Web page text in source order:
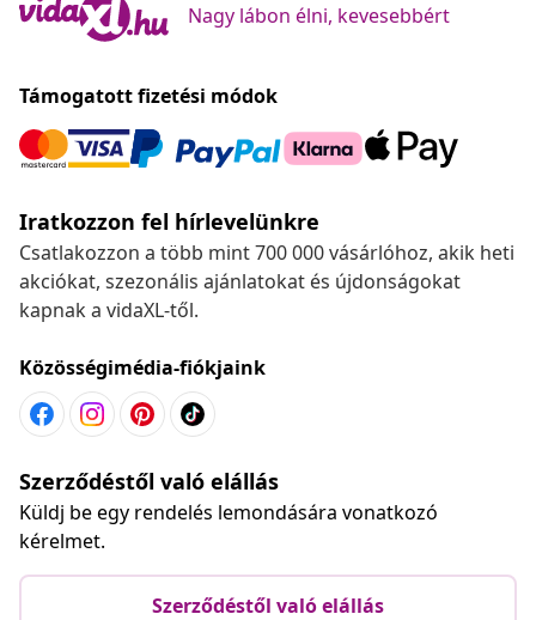
Nagy lábon élni, kevesebbért
Támogatott fizetési módok
Iratkozzon fel hírlevelünkre
Csatlakozzon a több mint 700 000 vásárlóhoz, akik heti
akciókat, szezonális ajánlatokat és újdonságokat
kapnak a vidaXL-től.
Közösségimédia-fiókjaink
Szerződéstől való elállás
Küldj be egy rendelés lemondására vonatkozó
kérelmet.
Szerződéstől való elállás